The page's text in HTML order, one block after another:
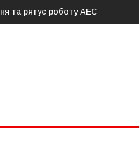
Ормузької протоки